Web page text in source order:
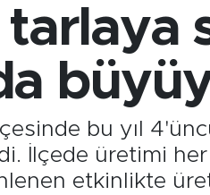
tarlaya
bu yıl
İlçede üretimi
etkinlikte